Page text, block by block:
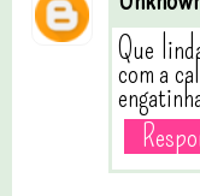
Que
com a